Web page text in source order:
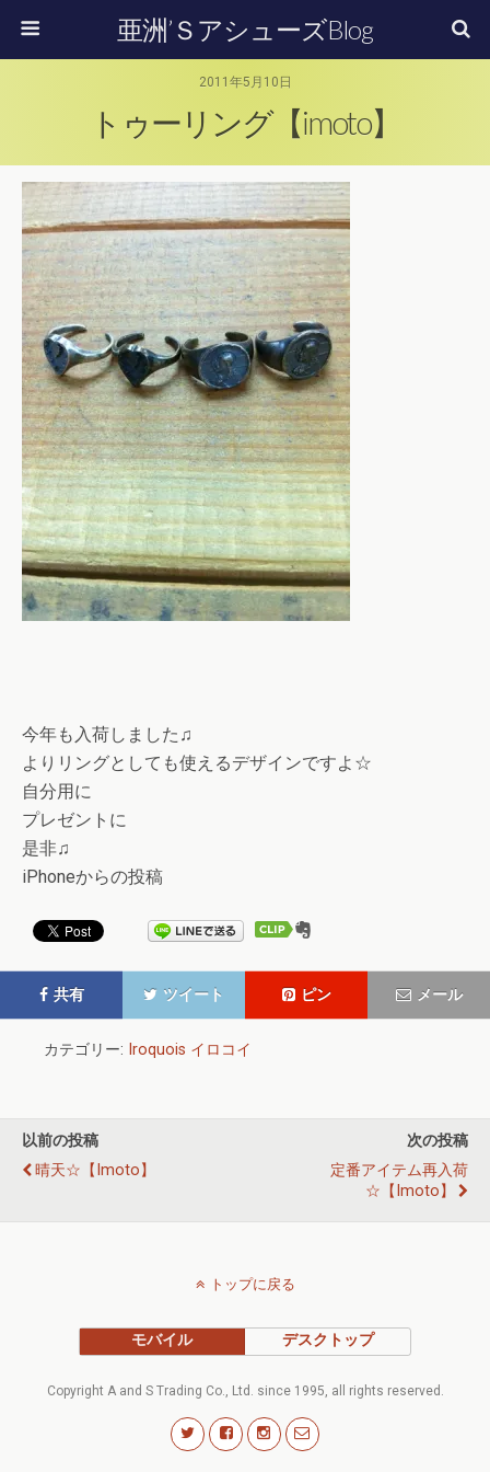
亜洲’ＳアシューズBlog
2011年5月10日
トゥーリング【imoto】
今年も入荷しました♫
よりリングとしても使えるデザインですよ☆
自分用に
プレゼントに
是非♫
iPhoneからの投稿
共有 ツイート ピン メール
カテゴリー: Iroquois イロコイ
以前の投稿
晴天☆【imoto】
次の投稿
定番アイテム再入荷
☆【imoto】
トップに戻る
モバイル デスクトップ
Copyright A and S Trading Co., Ltd. since 1995, all rights reserved.